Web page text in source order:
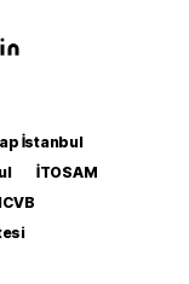
İstanbul
İTOSAM
ICVB